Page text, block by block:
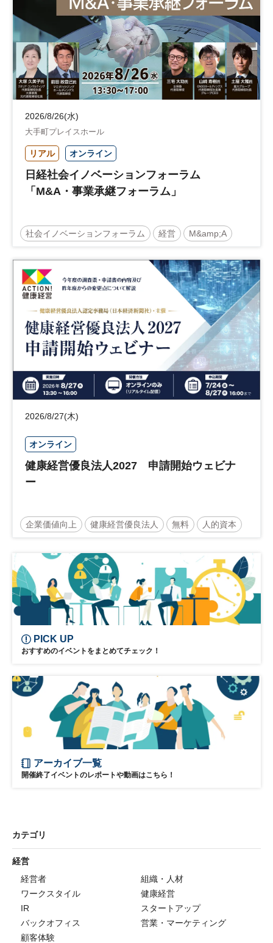
土日祝開催
2026/8/26(水)
大手町プレイスホール
リアル オンライン
日経社会イノベーションフォーラム
「M&A・事業承継フォーラム」
社会イノベーションフォーラム 経営 M&amp;A
事業承継 中堅中小企業
日経社会イノベーションフォーラム 参加無料
2026/8/27(木)
オンライン
健康経営優良法人2027 申請開始ウェビナ
ー
企業価値向上 健康経営優良法人 無料 人的資本
PICK UP
おすすめのイベントをまとめてチェック！
アーカイブ一覧
開催終了イベントのレポートや動画はこちら！
カテゴリ
経営
経営者
組織・人材
ワークスタイル
健康経営
IR
スタートアップ
バックオフィス
営業・マーケティング
顧客体験